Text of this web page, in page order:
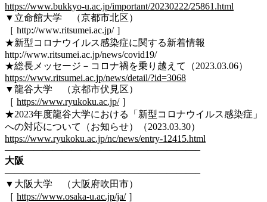
https://www.bukkyo-u.ac.jp/important/20230222/25861.html
▼立命館大学 （京都市北区）
［ http://www.ritsumei.ac.jp/ ］
★新型コロナウイルス感染症に関する新着情報
http://www.ritsumei.ac.jp/news/covid19/
★総長メッセージ－コロナ禍を乗り越えて（2023.03.06）
https://www.ritsumei.ac.jp/news/detail/?id=3068
▼龍谷大学 （京都市伏見区）
［ https://www.ryukoku.ac.jp/］
★2023年度龍谷大学における「新型コロナウイルス感染症」
への対応について（お知らせ）（2023.03.30）
https://www.ryukoku.ac.jp/nc/news/entry-12415.html
————————————————————–
大阪
————————————————————–
▼大阪大学 （大阪府吹田市）
［ https://www.osaka-u.ac.jp/ja/］